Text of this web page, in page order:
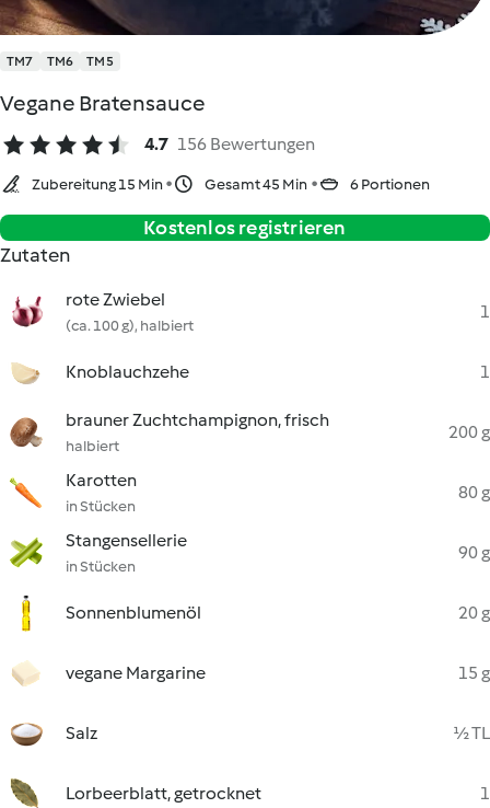
TM7 TM6 TM5
Vegane Bratensauce
4.7 156 Bewertungen
Zubereitung 15 Min Gesamt 45 Min 6 Portionen
Kostenlos registrieren
Zutaten
rote Zwiebel
(ca. 100 g), halbiert
1
Knoblauchzehe 1
brauner Zuchtchampignon, frisch
halbiert
200 g
Karotten
in Stücken
80 g
Stangensellerie
in Stücken
90 g
Sonnenblumenöl 20 g
vegane Margarine 15 g
Salz ½ TL
Lorbeerblatt, getrocknet 1